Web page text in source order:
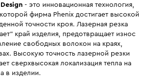
- это инновационная технология,
фирма Phenix достигает высокой
точности кроя. Лазерная резка
край изделия, предотвращает износ
свободных волокон на краях,
Высокую точность лазерной резки
сверхвысокая локализация тепла на
в изделии.